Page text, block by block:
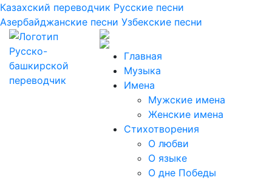
Казахский переводчик Русские песни
Азербайджанские песни Узбекские песни
Главная
Музыка
Имена
Мужские имена
Женские имена
Стихотворения
О любви
О языке
О дне Победы